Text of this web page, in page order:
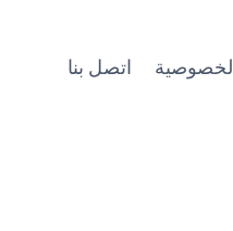
اتصل بنا